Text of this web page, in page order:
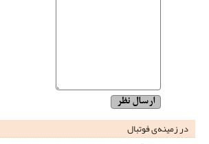
در زمینه‌ی فوتبال